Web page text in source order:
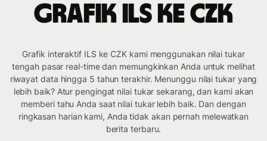
Grafik ILS ke CZK
Grafik interaktif ILS ke CZK kami menggunakan nilai tukar
tengah pasar real-time dan memungkinkan Anda untuk melihat
riwayat data hingga 5 tahun terakhir. Menunggu nilai tukar yang
lebih baik? Atur pengingat nilai tukar sekarang, dan kami akan
memberi tahu Anda saat nilai tukar lebih baik. Dan dengan
ringkasan harian kami, Anda tidak akan pernah melewatkan
berita terbaru.